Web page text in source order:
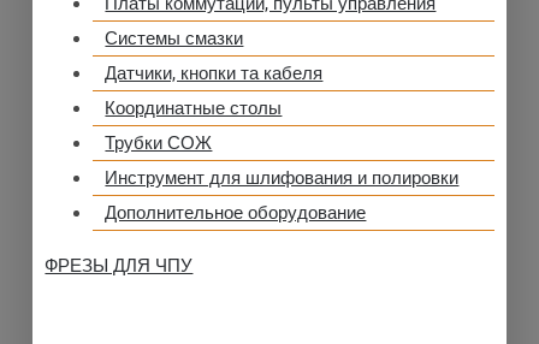
Системы смазки
Датчики, кнопки та кабеля
Координатные столы
Трубки СОЖ
Инструмент для шлифования и полировки
Дополнительное оборудование
ФРЕЗЫ ДЛЯ ЧПУ